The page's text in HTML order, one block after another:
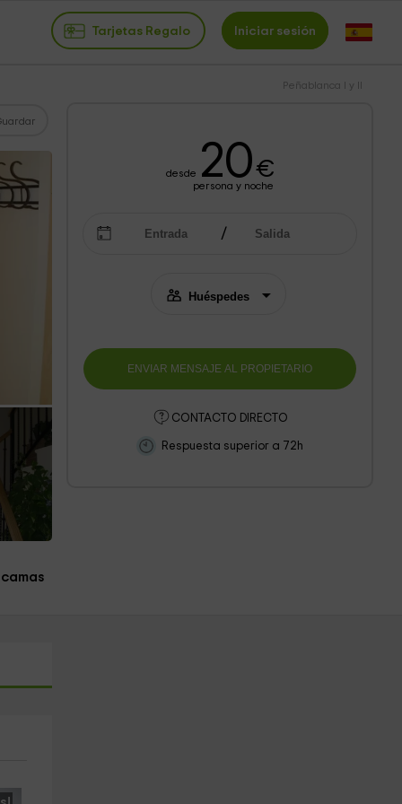
Tarjetas Regalo Iniciar sesión
Peñablanca I y II
desde 20€
persona y noche
CONTACTO DIRECTO
Respuesta superior a 72h